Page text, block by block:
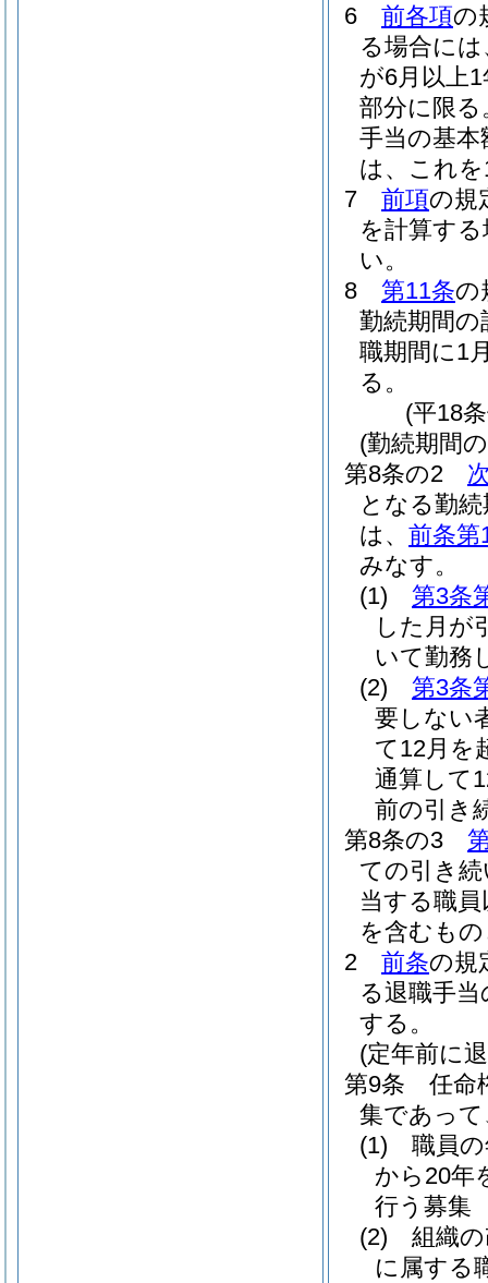
6
前各項の
る場合に
が6月以上
部分に限る
手当の基
は、これ
7
前項の規
を計算す
い。
8
第11条の
勤続期間
職期間に1
る。
(平18
(勤続期間
第8条の2
となる勤
は、 前条第
みなす。
(1)
第3条
した月が
いて勤務
(2)
第3条
要しない
て12月を
通算して
前の引き
第8条の3
ての引き
当する職
を含むも
2
前条の規
る退職手
する。
(定年前に
第9条
任命
集であっ
(1)
職員
から20年
行う募集
(2)
組織
に属する